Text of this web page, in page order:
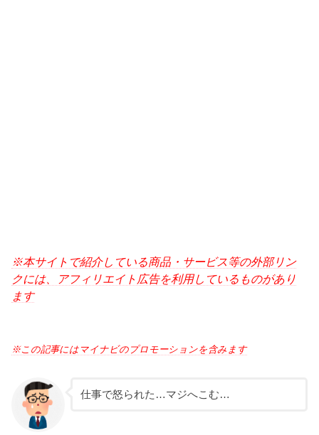
※本サイトで紹介している商品・サービス等の外部リン
クには、アフィリエイト広告を利用しているものがあり
ます
※この記事にはマイナビのプロモーションを含みます
仕事で怒られた…マジへこむ…